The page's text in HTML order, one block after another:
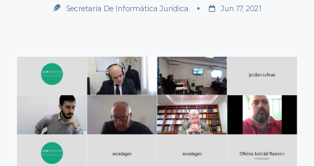
Secretaría De Informática Jurídica Jun 17, 2021